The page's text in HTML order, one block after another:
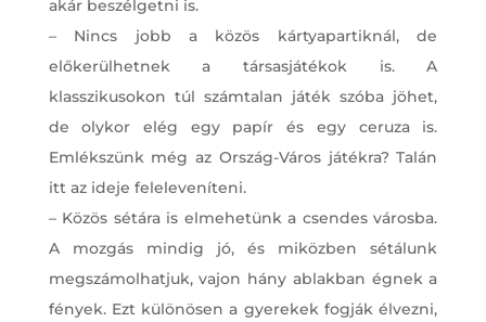
akár beszélgetni is.
– Nincs jobb a közös kártyapartiknál, de
előkerülhetnek a társasjátékok is. A
klasszikusokon túl számtalan játék szóba jöhet,
de olykor elég egy papír és egy ceruza is.
Emlékszünk még az Ország-Város játékra? Talán
itt az ideje feleleveníteni.
– Közös sétára is elmehetünk a csendes városba.
A mozgás mindig jó, és miközben sétálunk
megszámolhatjuk, vajon hány ablakban égnek a
fények. Ezt különösen a gyerekek fogják élvezni,